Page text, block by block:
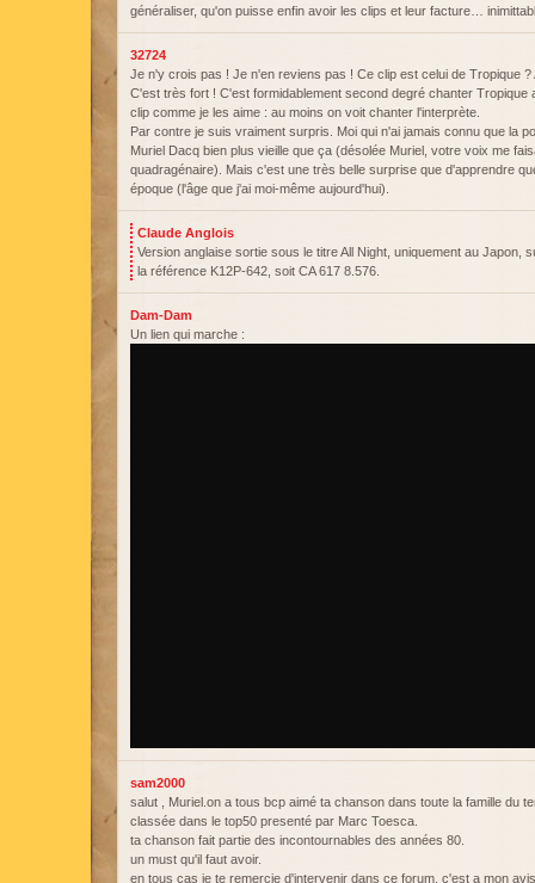
généraliser, qu'on puisse enfin avoir les clips et leur facture…
32724
Je n'y crois pas ! Je n'en reviens pas ! Ce clip est celui de Tropique ?
C'est très fort ! C'est formidablement second degré chanter
clip comme je les aime : au moins on voit chanter l'interprète.
Par contre je suis vraiment surpris. Moi qui n'ai jamais connu que la
Muriel Dacq bien plus vieille que ça (désolée Muriel, votre voix me
quadragénaire). Mais c'est une très belle surprise que d'apprendre
époque (l'âge que j'ai moi-même aujourd'hui).
Claude Anglois
Version anglaise sortie sous le titre All Night, uniquement au Japon,
la référence K12P-642, soit CA 617 8.576.
Dam-Dam
Un lien qui marche :
sam2000
salut , Muriel.on a tous bcp aimé ta chanson dans toute la famille du
classée dans le top50 presenté par Marc Toesca.
ta chanson fait partie des incontournables des années 80.
un must qu'il faut avoir.
en tous cas je te remercie d'intervenir dans ce forum, c'est a mon